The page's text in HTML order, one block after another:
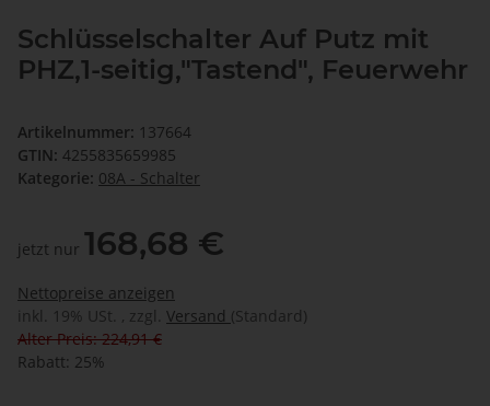
Schlüsselschalter Auf Putz mit
PHZ,1-seitig,"Tastend", Feuerwehr
Artikelnummer: 137664
GTIN: 4255835659985
Kategorie: 08A - Schalter
jetzt nur 168,68 €
Nettopreise anzeigen
inkl. 19% USt. , zzgl. Versand (Standard)
Alter Preis: 224,91 €
Rabatt: 25%